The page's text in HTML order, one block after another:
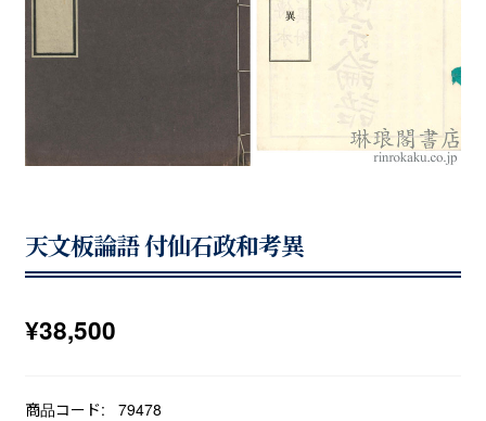
天文板論語 付仙石政和考異
¥38,500
商品コード:
79478